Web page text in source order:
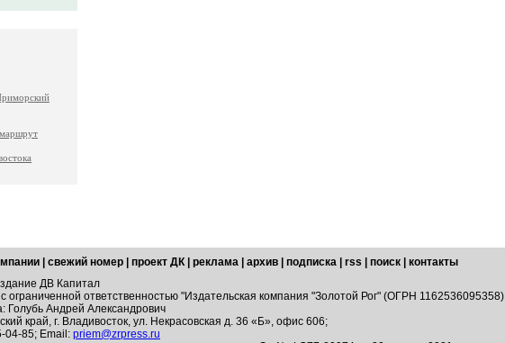
свежий номер проект ДК реклама архив подписка rss поиск
контакты
ДВ Капитал
ограниченной ответственностью "Издательская компания "Золотой Рог" (ОГРН 1162536095358)
Голубь Андрей Александрович
край, г. Владивосток, ул. Некрасовская д. 36 «Б», офис 606;
04-85; Email: priem@zrpress.ru